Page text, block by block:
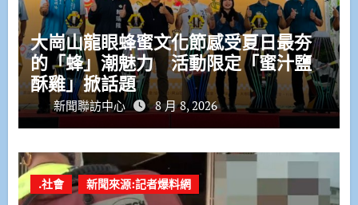
大崗山龍眼蜂蜜文化節感受夏日最夯
的「蜂」潮魅力 活動限定「蜜汁鹽
酥雞」掀話題
新聞聯訪中心 8 月 8, 2026
.社會 新聞來源:記者爆料網